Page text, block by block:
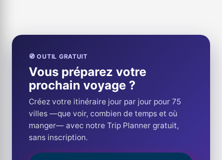
🧭 OUTIL GRATUIT
Vous préparez votre
prochain voyage ?
Créez votre itinéraire jour par jour pour 75
villes —que voir, combien de temps et où
manger— avec notre Trip Planner gratuit,
sans inscription.